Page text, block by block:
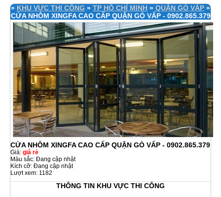
» KHU VỰC THI CÔNG » TP HỒ CHÍ MINH » QUẬN GÒ VẤP »
CỬA NHÔM XINGFA CAO CẤP QUẬN GÒ VẤP - 0902.865.379
CỬA NHÔM XINGFA CAO CẤP QUẬN GÒ VẤP - 0902.865.379
Giá: giá rẻ
Màu sắc: Đang cập nhật
Kích cỡ: Đang cập nhật
Lượt xem: 1182
THÔNG TIN KHU VỰC THI CÔNG